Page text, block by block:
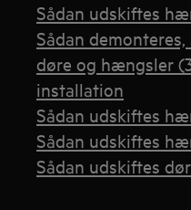
Sådan udskiftes
Sådan
døre og hængsler
installation
Sådan udskiftes
Sådan udskiftes
Sådan udskiftes